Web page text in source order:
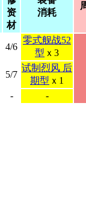
资
材
消耗
4/6
零式舰战52
型 ｘ3
5/7
试制烈风 后
期型 ｘ1
- -